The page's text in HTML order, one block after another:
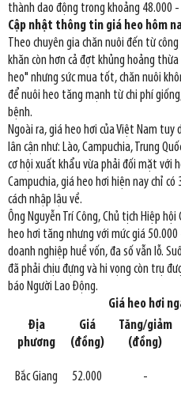
thành dao động trong khoảng 48.000
Cập nhật thông tin giá heo hôm
Theo chuyên gia chăn nuôi đến từ
khăn còn hơn cả đợt khủng hoảng
heo" nhưng sức mua tốt, chăn nuôi
để nuôi heo tăng mạnh từ chi phí
bệnh.
Ngoài ra, giá heo hơi của Việt Nam
lân cận như: Lào, Campuchia, Trung
cơ hội xuất khẩu vừa phải đối mặt với
Campuchia, giá heo hơi hiện nay chỉ
cách nhập lậu về.
Ông Nguyễn Trí Công, Chủ tịch Hiệp
heo hơi tăng nhưng với mức giá
doanh nghiệp huề vốn, đa số vẫn lỗ.
đã phải chịu đựng và hi vọng còn trụ
báo Người Lao Động.
Giá heo hơi
Địa
phương
Giá
(đồng)
Tăng/giảm
(đồng)
Bắc Giang 52.000 -